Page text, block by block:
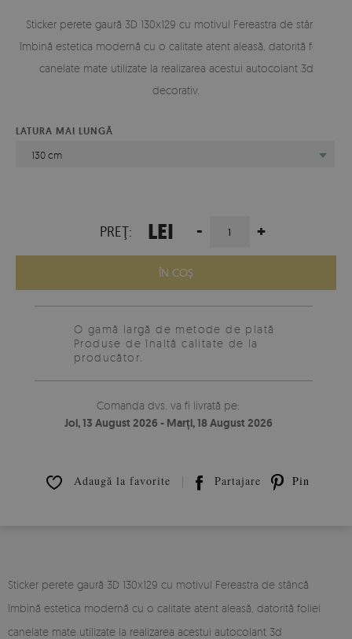
Sticker perete gaură 3D 130x129 cu motivul Fereastra de stâncă
îmbină estetica modernă cu o calitate atent aleasă, datorită foliei
canelate mate utilizate la realizarea acestui autocolant 3d
decorativ.
LATURA MAI LUNGĂ
130 cm
PREŢ: LEI - +
ÎN COŞ
O gamă largă de metode de plată
Produse de înaltă calitate de la
producător.
Comanda dvs. va fi livrată pe:
Joi, 13 August 2026 - Marți, 18 August 2026
Adaugă la favorite Partajare Pin it
Sticker perete gaură 3D 130x129 cu motivul Fereastra de stâncă
îmbină estetica modernă cu o calitate atent aleasă, datorită foliei
canelate mate utilizate la realizarea acestui autocolant 3d